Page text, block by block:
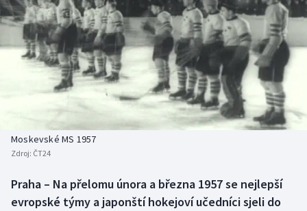
DALŠÍ SPORTY
Americký fotbal
Baseball a softbal
Basketbal
Biatlon
Boby a skeleton
NEPŘEHLÉDNĚTE
Soutěže
Historické návraty
Aplikace ČT sport
AZ kvíz
Moskevské MS 1957
Zdroj: ČT24
Praha – Na přelomu února a března 1957 se nejlepší
evropské týmy a japonští hokejoví učedníci sjeli do